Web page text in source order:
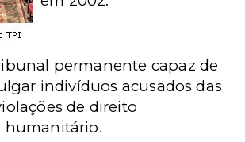
permanente capaz de
indivíduos acusados das
de direito
humanitário.